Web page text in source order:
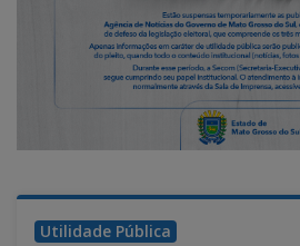
Utilidade Pública